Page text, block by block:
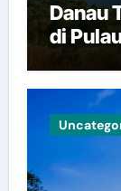
Danau
di